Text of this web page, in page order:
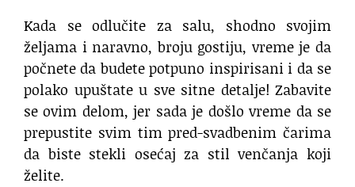
Kada se odlučite za salu, shodno svojim
željama i naravno, broju gostiju, vreme je da
počnete da budete potpuno inspirisani i da se
polako upuštate u sve sitne detalje! Zabavite
se ovim delom, jer sada je došlo vreme da se
prepustite svim tim pred-svadbenim čarima
da biste stekli osećaj za stil venčanja koji
želite.